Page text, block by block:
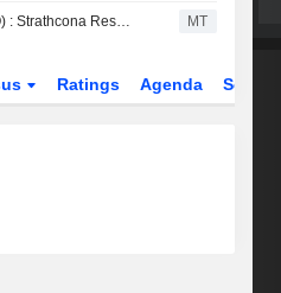
Flash résultats (SCR.TO) : Strathcona Resources publie un chiffre d'affaires de 1,486 milliard de dollars canadiens pour ses ventes de pétrole et de gaz naturel au T2 MT
Ratings Agenda Secteur